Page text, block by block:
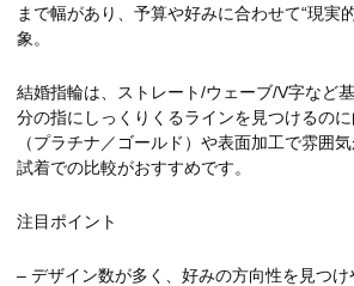
まで幅があり、予算や好みに合わせて“現実
象。
結婚指輪は、ストレート/ウェーブ/V字など
分の指にしっくりくるラインを見つけるの
（プラチナ／ゴールド）や表面加工で雰囲
試着での比較がおすすめです。
注目ポイント
– デザイン数が多く、好みの方向性を見つけ